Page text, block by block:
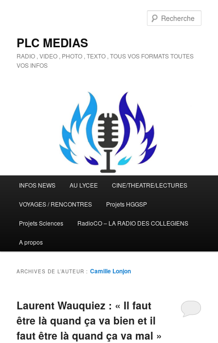
PLC MEDIAS
RADIO , VIDEO , PHOTO , TEXTO , TOUS VOS FORMATS TOUTES
VOS INFOS
principal
INFOS NEWS AU LYCEE CINE/THEATRE/LECTURES
VOYAGES / RENCONTRES Projets HGGSP
Projets Sciences RadioCO – LA RADIO DES COLLEGIENS
A propos
ARCHIVES DE L’AUTEUR :Camille Lonjon
Laurent Wauquiez : « Il faut
être là quand ça va bien et il
faut être là quand ça va mal »